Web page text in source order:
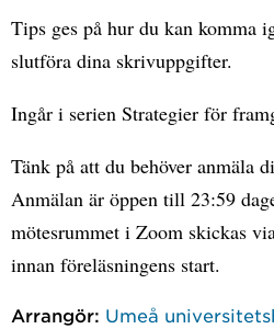
Tips ges på hur du kan komma
slutföra dina skrivuppgifter.
Ingår i serien Strategier för
Tänk på att du behöver anmäla
Anmälan är öppen till 23:59
mötesrummet i Zoom skickas
innan föreläsningens start.
Arrangör: Umeå